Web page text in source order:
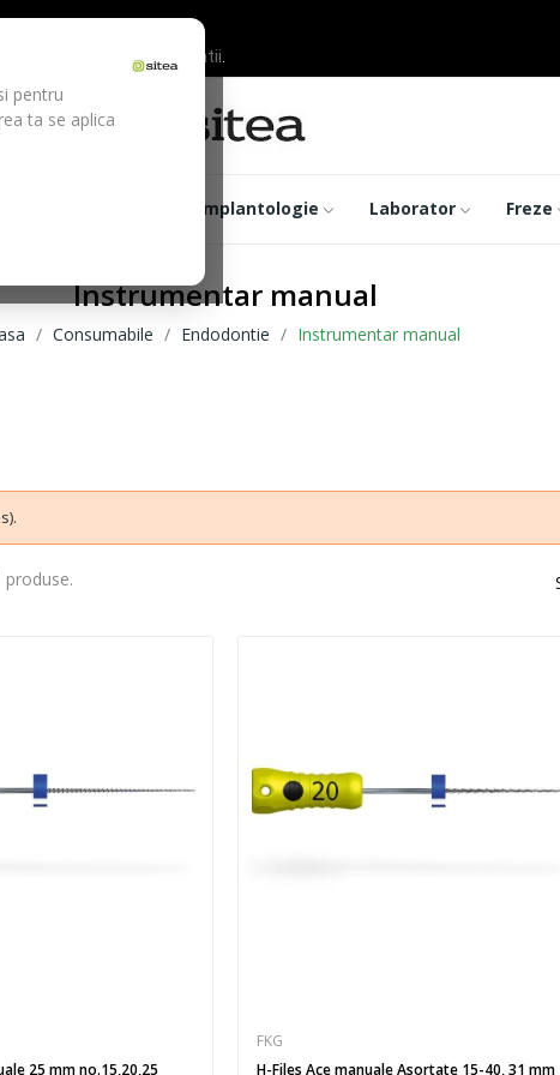
pentru
ta se aplica
de efectuarea platii.
Implantologie Laborator Freze
Instrumentar manual
Consumabile Endodontie Instrumentar manual
produse.
25 mm no.15,20,25
FKG
H-Files Ace manuale Asortate 15-40, 31 mm